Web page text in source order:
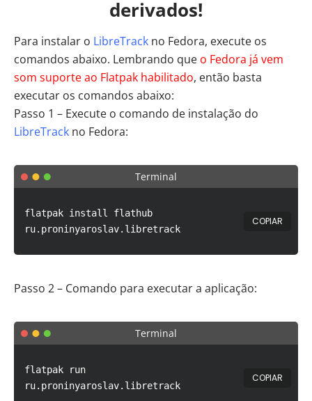
derivados!
Para instalar o LibreTrack no Fedora, execute os
comandos abaixo. Lembrando que o Fedora já vem
som suporte ao Flatpak habilitado, então basta
executar os comandos abaixo:
Passo 1 – Execute o comando de instalação do
LibreTrack no Fedora:
Terminal
flatpak install flathub
ru.proninyaroslav.libretrack
COPIAR
Passo 2 – Comando para executar a aplicação:
Terminal
flatpak run
ru.proninyaroslav.libretrack
COPIAR